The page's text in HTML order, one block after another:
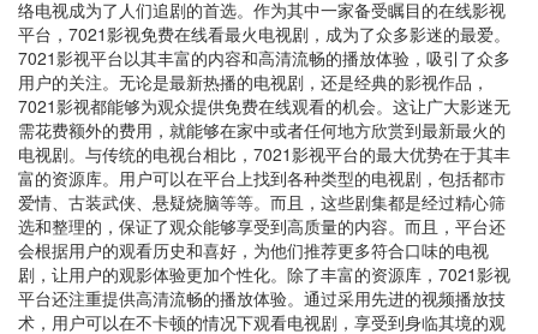
络电视成为了人们追剧的首选。作为其中一家备受瞩目的在线影视
平台，7021影视免费在线看最火电视剧，成为了众多影迷的最爱。
7021影视平台以其丰富的内容和高清流畅的播放体验，吸引了众多
用户的关注。无论是最新热播的电视剧，还是经典的影视作品，
7021影视都能够为观众提供免费在线观看的机会。这让广大影迷无
需花费额外的费用，就能够在家中或者任何地方欣赏到最新最火的
电视剧。与传统的电视台相比，7021影视平台的最大优势在于其丰
富的资源库。用户可以在平台上找到各种类型的电视剧，包括都市
爱情、古装武侠、悬疑烧脑等等。而且，这些剧集都是经过精心筛
选和整理的，保证了观众能够享受到高质量的内容。而且，平台还
会根据用户的观看历史和喜好，为他们推荐更多符合口味的电视
剧，让用户的观影体验更加个性化。除了丰富的资源库，7021影视
平台还注重提供高清流畅的播放体验。通过采用先进的视频播放技
术，用户可以在不卡顿的情况下观看电视剧，享受到身临其境的观